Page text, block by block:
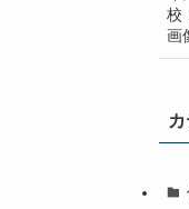
校
画